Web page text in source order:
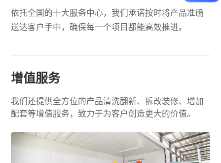
依托全国的十大服务中心，我们承诺按时将产品准确
送达客户手中，确保每一个项目都能高效推进。
增值服务
我们还提供全方位的产品清洗翻新、拆改装修、增加
配套等增值服务，致力于为客户创造更大的价值。